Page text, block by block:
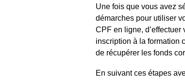
Une fois que vous avez
démarches pour utiliser
CPF en ligne,
inscription à la formation
de récupérer les fonds
En suivant ces étapes